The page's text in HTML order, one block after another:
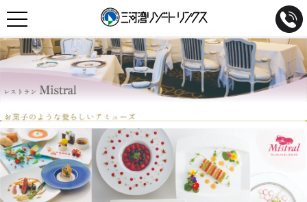
宿泊プラン お部屋
お食事 パーティー・ご宴席
WEDDING 婚活事業
MALINELINX デジタルイベント